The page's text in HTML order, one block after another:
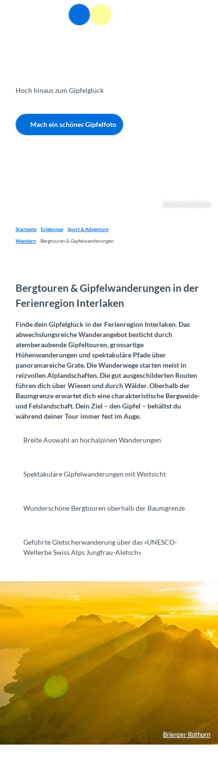
Suche Menü
Gemmenalphorn
Hoch hinaus zum Gipfelglück
Mach ein schönes Gipfelfoto
Startseite Erlebnisse
Sport & Adventure
Wandern
Bergtouren & Gipfelwanderungen
Bergtouren & Gipfelwanderungen in der
Ferienregion Interlaken
Finde dein Gipfelglück in der Ferienregion Interlaken. Das
abwechslungsreiche Wanderangebot besticht durch
atemberaubende Gipfeltouren, grossartige
Höhenwanderungen und spektakuläre Pfade über
panoramareiche Grate. Die Wanderwege starten meist in
reizvollen Alplandschaften. Die gut ausgeschilderten Routen
führen dich über Wiesen und durch Wälder. Oberhalb der
Baumgrenze erwartet dich eine charakteristische Bergweide-
und Felslandschaft. Dein Ziel – den Gipfel – behältst du
während deiner Tour immer fest im Auge.
Breite Auswahl an hochalpinen Wanderungen
Spektakuläre Gipfelwanderungen mit Weitsicht
Wunderschöne Bergtouren oberhalb der Baumgrenze
Geführte Gletscherwanderung über das «UNESCO-
Welterbe Swiss Alps Jungfrau-Aletsch»
Brienzer Rothorn